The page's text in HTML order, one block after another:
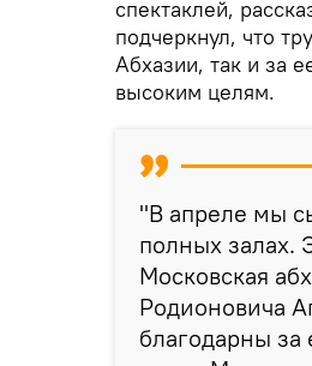
спектаклей,
подчеркнул, что
Абхазии, так и за
высоким целям.
"В апреле мы
полных залах.
Московская
Родионовича
благодарны за